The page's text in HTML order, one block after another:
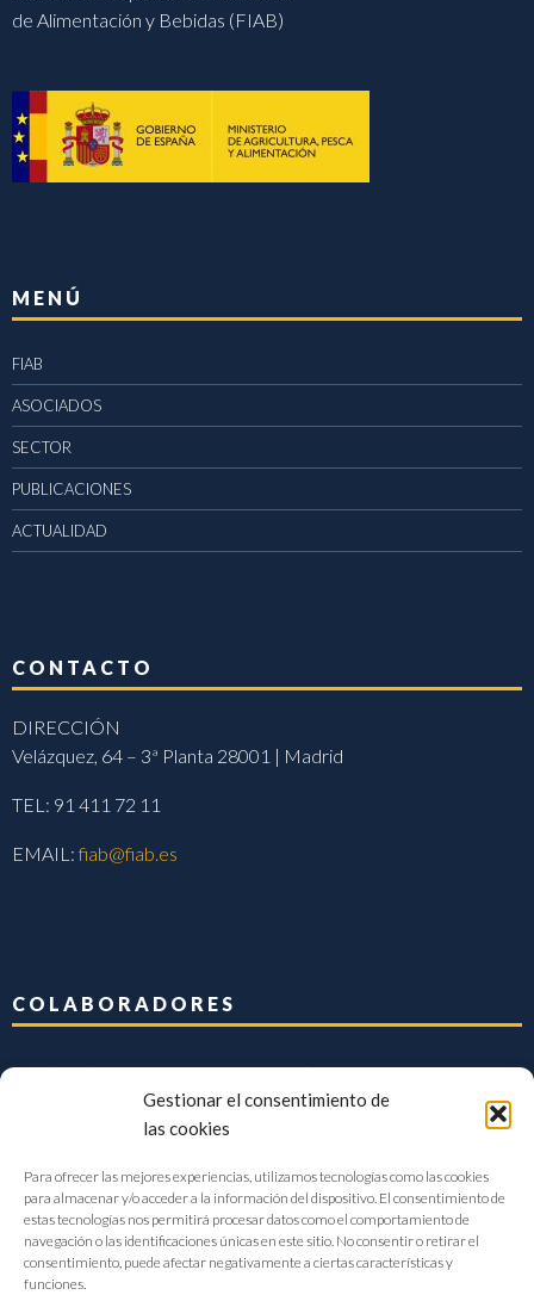
Gestionar el consentimiento de
las cookies
Para ofrecer las mejores experiencias, utilizamos tecnologías como las cookies
para almacenar y/o acceder a la información del dispositivo. El consentimiento de
estas tecnologías nos permitirá procesar datos como el comportamiento de
navegación o las identificaciones únicas en este sitio. No consentir o retirar el
consentimiento, puede afectar negativamente a ciertas características y
funciones.
de Alimentación y Bebidas (FIAB)
MENÚ
FIAB
ASOCIADOS
SECTOR
PUBLICACIONES
ACTUALIDAD
CONTACTO
DIRECCIÓN
Velázquez, 64 – 3ª Planta 28001 | Madrid
TEL: 91 411 72 11
EMAIL:fiab@fiab.es
COLABORADORES